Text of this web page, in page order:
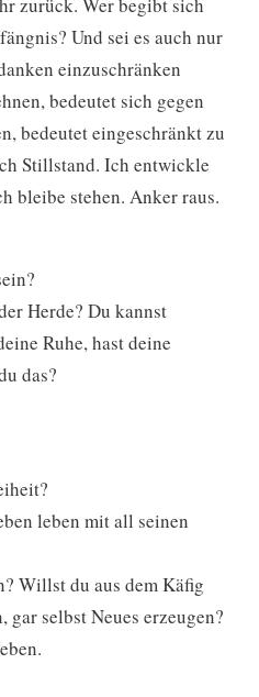
Und sei es auch nur
einzuschränken
bedeutet sich gegen
bedeutet eingeschränkt zu
Stillstand. Ich entwickle
bleibe stehen. Anker raus.
Herde? Du kannst
Ruhe, hast deine
das?
leben mit all seinen
Willst du aus dem Käfig
gar selbst Neues erzeugen?